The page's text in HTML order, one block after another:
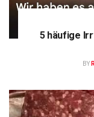
5 häufige
BY